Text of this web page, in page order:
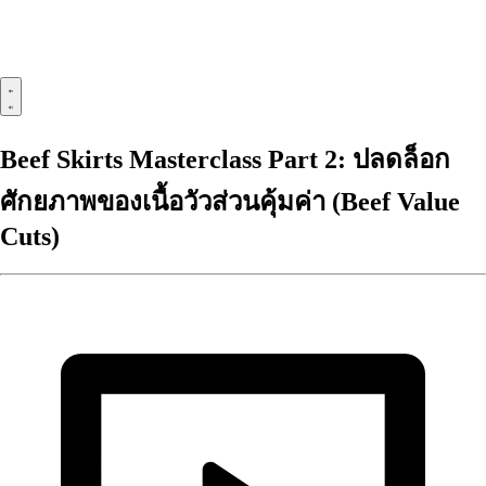
Beef Skirts Masterclass Part 2: ปลดล็อก
ศักยภาพของเนื้อวัวส่วนคุ้มค่า (Beef Value
Cuts)